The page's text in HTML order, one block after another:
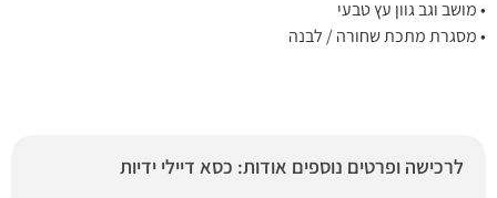
• מושב וגב גוון עץ טבעי
• מסגרת מתכת שחורה / לבנה
לרכישה ופרטים נוספים אודות: כסא דיילי ידיות